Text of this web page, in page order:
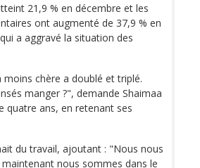
21,9 % en décembre et les
ont augmenté de 37,9 % en
a aggravé la situation des
chère a doublé et triplé.
manger ?", demande Shaimaa
quatre ans, en retenant ses
du travail, ajoutant : "Nous nous
nous sommes dans le